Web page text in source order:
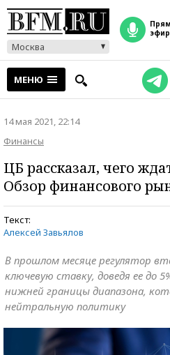
Москва
прямой
эфир
МЕНЮ
14 мая 2021, 22:14
Финансы
ЦБ рассказал, чего
Обзор финансового
Текст:
Алексей Завьялов
В прошлом месяце регулятор
ключевую ставку, доведя ее до
нижней границы диапазона,
нейтральную политику